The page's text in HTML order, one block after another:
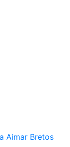
Aimar Bretos